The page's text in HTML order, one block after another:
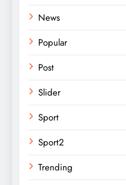
News
Popular
Post
Slider
Sport
Sport2
Trending